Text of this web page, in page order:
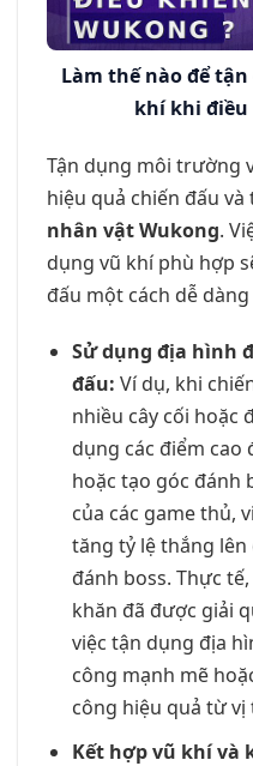
Làm thế nào để
khí khi điều
Tận dụng môi trường
hiệu quả chiến đấu
nhân vật Wukong.
dụng vũ khí phù hợp
đấu một cách dễ
Sử dụng địa hình
đấu: Ví dụ, khi
nhiều cây cối hoặc
dụng các điểm cao
hoặc tạo góc đánh
của các game thủ,
tăng tỷ lệ thắng
đánh boss. Thực
khăn đã được giải
việc tận dụng địa
công mạnh mẽ
công hiệu quả từ
Kết hợp vũ khí và